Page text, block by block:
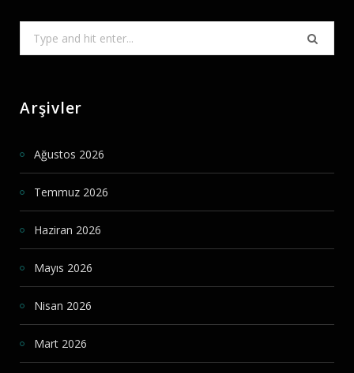
for:
Arşivler
Ağustos 2026
Temmuz 2026
Haziran 2026
Mayıs 2026
Nisan 2026
Mart 2026